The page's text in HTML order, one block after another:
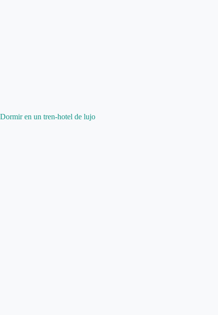
Dormir en un tren-hotel de lujo